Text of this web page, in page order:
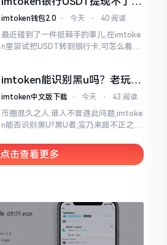
我也疑惑过一阵子
这几个法子能帮你搞定
imtoken钱包2.0 ⋅ 今天 ⋅ 40 阅读
最近碰到了一件挺棘手的事儿,在imtoke
n里尝试把USDT转到银行卡,可怎么着都
么时长
imtoken能识别黑u吗？老玩家
告诉你真相
imtoken中文版下载 ⋅ 今天 ⋅ 43 阅读
币圈混久之人,谁人不曾遇此问题,imtoke
n能否识别黑U?黑U者,实乃来路不正之钱
一类,诸多之人害怕收黑U致己惹于麻烦
点击查看更多